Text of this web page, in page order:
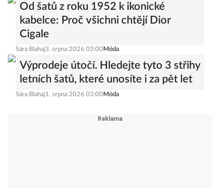
Od šatů z roku 1952 k ikonické
kabelce: Proč všichni chtějí Dior
Cigale
Sára Blahaj3. srpna 2026 03:00 Móda
Výprodeje útočí. Hledejte tyto 3 střihy
letních šatů, které unosíte i za pět let
Sára Blahaj1. srpna 2026 03:00 Móda